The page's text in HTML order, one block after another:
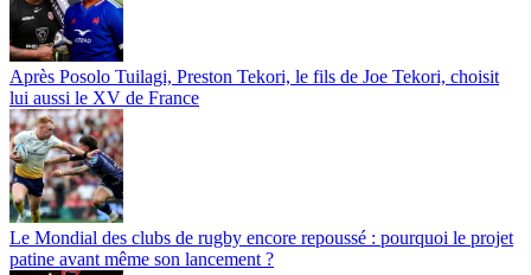
Après Posolo Tuilagi, Preston Tekori, le fils de Joe Tekori, choisit
lui aussi le XV de France
Le Mondial des clubs de rugby encore repoussé : pourquoi le projet
patine avant même son lancement ?